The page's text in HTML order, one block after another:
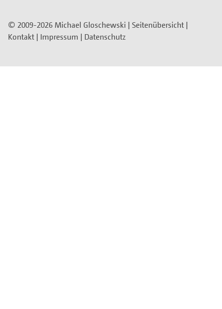
© 2009-2026 Michael Gloschewski | Seitenübersicht |
Kontakt | Impressum | Datenschutz